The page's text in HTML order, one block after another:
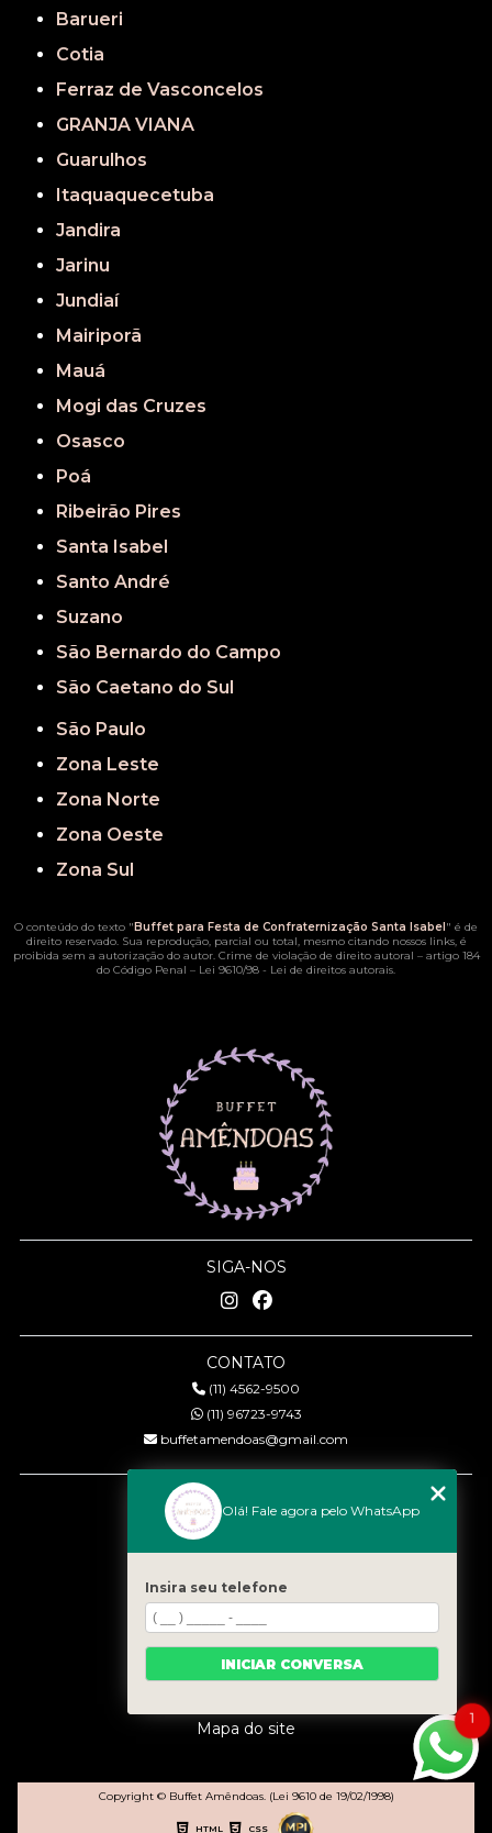
Barueri
Cotia
Ferraz de Vasconcelos
GRANJA VIANA
Guarulhos
Itaquaquecetuba
Jandira
Jarinu
Jundiaí
Mairiporã
Mauá
Mogi das Cruzes
Osasco
Poá
Ribeirão Pires
Santa Isabel
Santo André
Suzano
São Bernardo do Campo
São Caetano do Sul
São Paulo
Zona Leste
Zona Norte
Zona Oeste
Zona Sul
O conteúdo do texto "Buffet para Festa de Confraternização Santa Isabel" é de
direito reservado. Sua reprodução, parcial ou total, mesmo citando nossos links, é
proibida sem a autorização do autor. Crime de violação de direito autoral – artigo 184
do Código Penal – Lei 9610/98 - Lei de direitos autorais.
SIGA-NOS
CONTATO
(11) 4562-9500
(11) 96723-9743
buffetamendoas@gmail.com
MENU
Quem somos
Serviços
Eventos
Gastronomia
Contato
Mapa do site
Copyright © Buffet Amêndoas. (Lei 9610 de 19/02/1998)
HTML CSS
1
Olá! Fale agora pelo WhatsApp
Insira seu telefone
INICIAR CONVERSA